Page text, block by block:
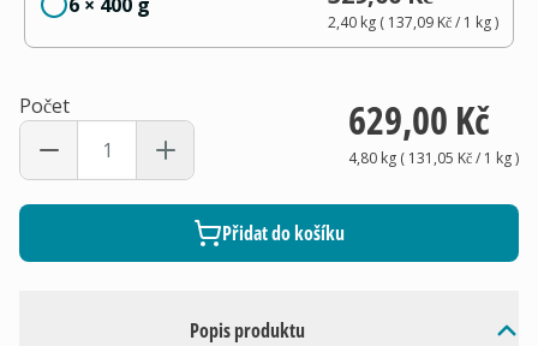
Popis produktu
2,40 kg( 137,09 Kč/ 1 kg)
Počet 629,00 Kč
4,80 kg( 131,05 Kč/ 1 kg)
Přidat do košíku